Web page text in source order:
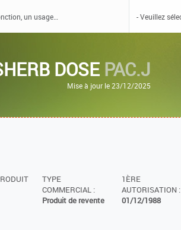
DOSE PAC.J
Mise à jour le 23/12/2025
TYPE
COMMERCIAL :
Produit de revente
1ÈRE
AUTORISATION :
01/12/1988